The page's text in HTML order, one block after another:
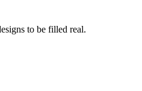
to be filled real.